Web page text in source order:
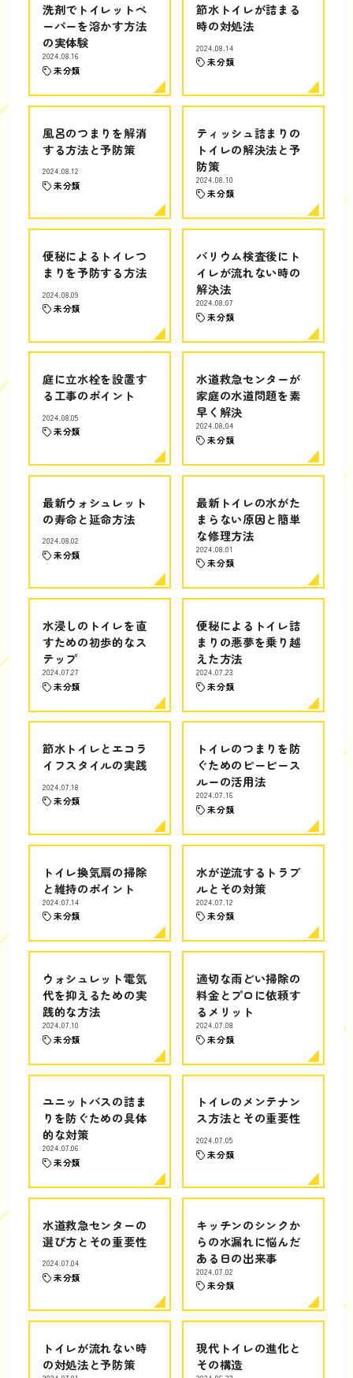
洗剤でトイレットペ
ーパーを溶かす方法
の実体験
2024.08.16
未分類
節水トイレが詰まる
時の対処法
2024.08.14
未分類
風呂のつまりを解消
する方法と予防策
2024.08.12
未分類
ティッシュ詰まりの
トイレの解決法と予
防策
2024.08.10
未分類
便秘によるトイレつ
まりを予防する方法
2024.08.09
未分類
バリウム検査後にト
イレが流れない時の
解決法
2024.08.07
未分類
庭に立水栓を設置す
る工事のポイント
2024.08.05
未分類
水道救急センターが
家庭の水道問題を素
早く解決
2024.08.04
未分類
最新ウォシュレット
の寿命と延命方法
2024.08.02
未分類
最新トイレの水がた
まらない原因と簡単
な修理方法
2024.08.01
未分類
水浸しのトイレを直
すための初歩的なス
テップ
2024.07.27
未分類
便秘によるトイレ詰
まりの悪夢を乗り越
えた方法
2024.07.23
未分類
節水トイレとエコラ
イフスタイルの実践
2024.07.18
未分類
トイレのつまりを防
ぐためのピーピース
ルーの活用法
2024.07.16
未分類
トイレ換気扇の掃除
と維持のポイント
2024.07.14
未分類
水が逆流するトラブ
ルとその対策
2024.07.12
未分類
ウォシュレット電気
代を抑えるための実
践的な方法
2024.07.10
未分類
適切な雨どい掃除の
料金とプロに依頼す
るメリット
2024.07.08
未分類
ユニットバスの詰ま
りを防ぐための具体
的な対策
2024.07.06
未分類
トイレのメンテナン
ス方法とその重要性
2024.07.05
未分類
水道救急センターの
選び方とその重要性
2024.07.04
未分類
キッチンのシンクか
らの水漏れに悩んだ
ある日の出来事
2024.07.02
未分類
トイレが流れない時
の対処法と予防策
現代トイレの進化と
その構造